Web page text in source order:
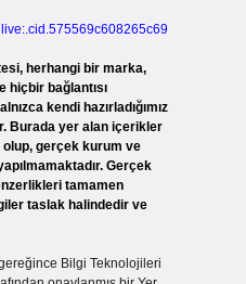
herhangi bir marka,
hiçbir bağlantısı
kendi hazırladığımız
Burada yer alan içerikler
olup, gerçek kurum ve
Gerçek
tamamen
taslak halindedir ve
Bilgi Teknolojileri